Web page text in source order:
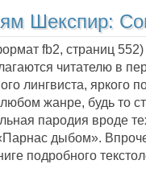
Шекспир:
fb2, страниц 552
читателю в
лингвиста, яркого
жанре, будь то
пародия вроде
дыбом».
подробного